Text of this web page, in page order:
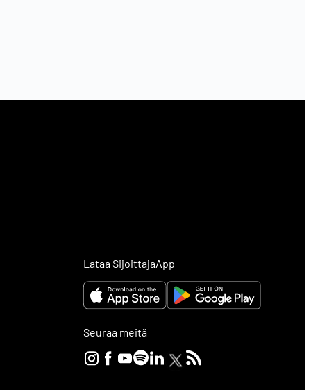
Lataa SijoittajaApp
Seuraa meitä